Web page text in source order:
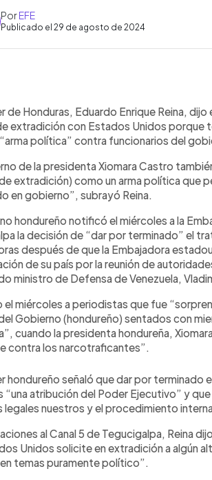
PorEFE
Publicado el 29 de agosto de 2024
Escuchar artículo
de Honduras, Eduardo Enrique Reina,
extradición con Estados Unidos porque
política” contra funcionarios del
de la presidenta Xiomara Castro
extradición) como un arma política que
en gobierno”, subrayó Reina.
hondureño notificó el miércoles a la
la decisión de “dar por terminado” el
después de que la Embajadora
de su país por la reunión de
ministro de Defensa de Venezuela,
el miércoles a periodistas que fue
Gobierno (hondureño) sentados con
cuando la presidenta hondureña,
contra los narcotraficantes”.
hondureño señaló que dar por
“una atribución del Poder Ejecutivo” y
nuestros y el procedimiento
al Canal 5 de Tegucigalpa, Reina
Unidos solicite en extradición a algún
temas puramente político”.